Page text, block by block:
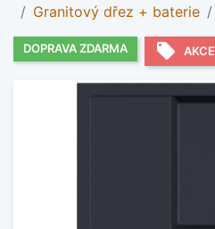
Granitový dřez + baterie
DOPRAVA ZDARMA local_offer AKCE